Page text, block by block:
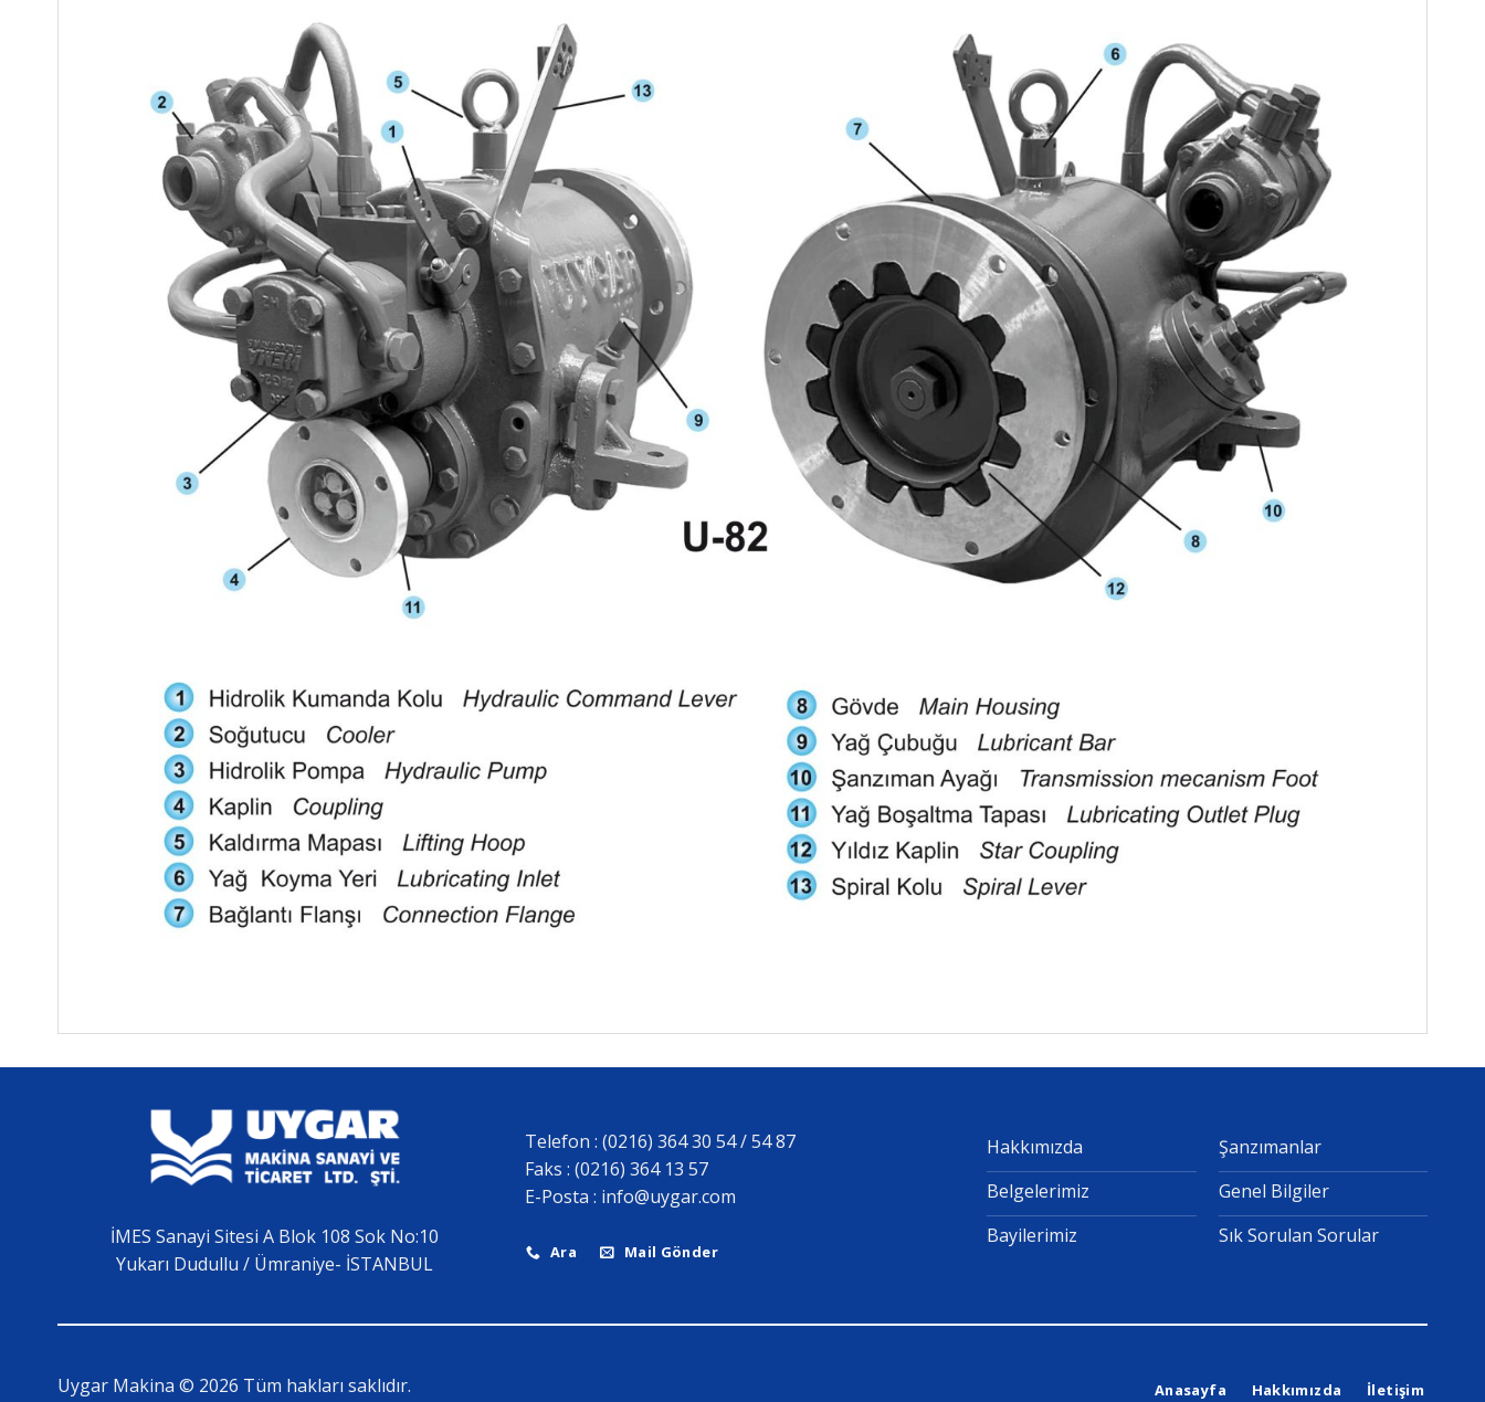
İMES Sanayi Sitesi A Blok 108 Sok No:10
Yukarı Dudullu / Ümraniye- İSTANBUL
Telefon : (0216) 364 30 54 / 54 87
Faks : (0216) 364 13 57
E-Posta : info@uygar.com
Ara Mail Gönder
Hakkımızda
Belgelerimiz
Bayilerimiz
Şanzımanlar
Genel Bilgiler
Sık Sorulan Sorular
Uygar Makina © 2026 Tüm hakları saklıdır. Anasayfa Hakkımızda İletişim